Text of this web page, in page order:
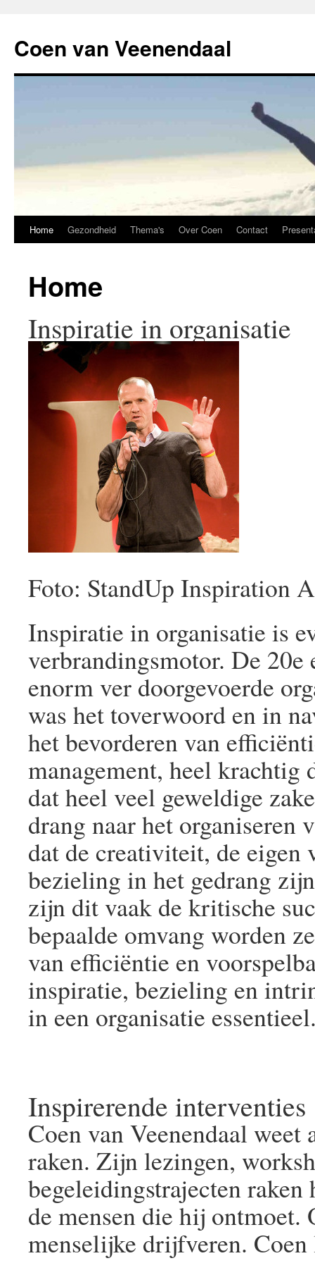
Coen van Veenendaal
Home Gezondheid Thema's Over Coen Contact
Home
Inspiratie in organisatie
Foto: StandUp Inspiration
Inspiratie in organisatie is
verbrandingsmotor. De
enorm ver doorgevoerde
was het toverwoord en in
het bevorderen van
management, heel
dat heel veel geweldige
drang naar het organiseren
dat de creativiteit, de
bezieling in het gedrang
zijn dit vaak de kritische
bepaalde omvang worden
van efficiëntie en
inspiratie, bezieling en
in een organisatie
Inspirerende interventies
Coen van Veenendaal
raken. Zijn lezingen,
begeleidingstrajecten
de mensen die hij ontmoet.
menselijke drijfveren.